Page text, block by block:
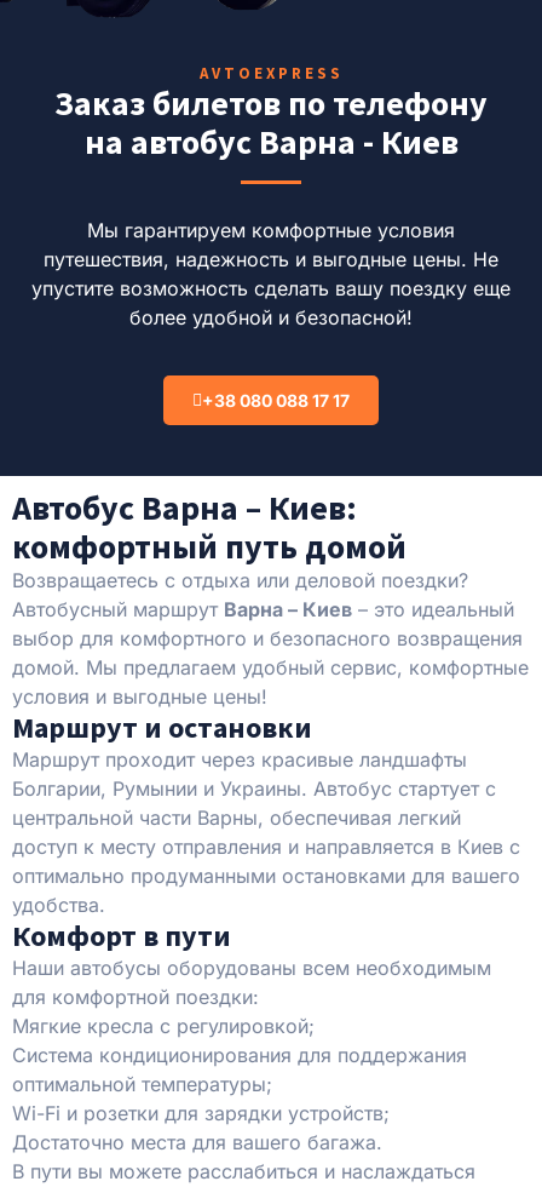
AVTOEXPRESS
Заказ билетов по телефону
на автобус Варна - Киев
Мы гарантируем комфортные условия
путешествия, надежность и выгодные цены. Не
упустите возможность сделать вашу поездку еще
более удобной и безопасной!
+38 080 088 17 17
Автобус Варна – Киев:
комфортный путь домой
Возвращаетесь с отдыха или деловой поездки?
Автобусный маршрут Варна – Киев – это идеальный
выбор для комфортного и безопасного возвращения
домой. Мы предлагаем удобный сервис, комфортные
условия и выгодные цены!
Маршрут и остановки
Маршрут проходит через красивые ландшафты
Болгарии, Румынии и Украины. Автобус стартует с
центральной части Варны, обеспечивая легкий
доступ к месту отправления и направляется в Киев с
оптимально продуманными остановками для вашего
удобства.
Комфорт в пути
Наши автобусы оборудованы всем необходимым
для комфортной поездки:
Мягкие кресла с регулировкой;
Система кондиционирования для поддержания
оптимальной температуры;
Wi-Fi и розетки для зарядки устройств;
Достаточно места для вашего багажа.
В пути вы можете расслабиться и наслаждаться